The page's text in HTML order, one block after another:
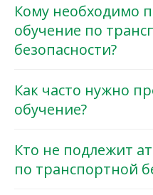
Кому необходимо
обучение по
безопасности?
Как часто нужно
обучение?
Кто не подлежит
по транспортной